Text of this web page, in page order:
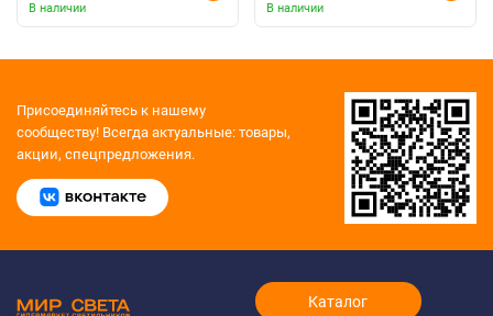
В наличии
В наличии
Присоединяйтесь к нашему
сообществу! Всегда актуальные: товары,
акции, спецпредложения.
Каталог